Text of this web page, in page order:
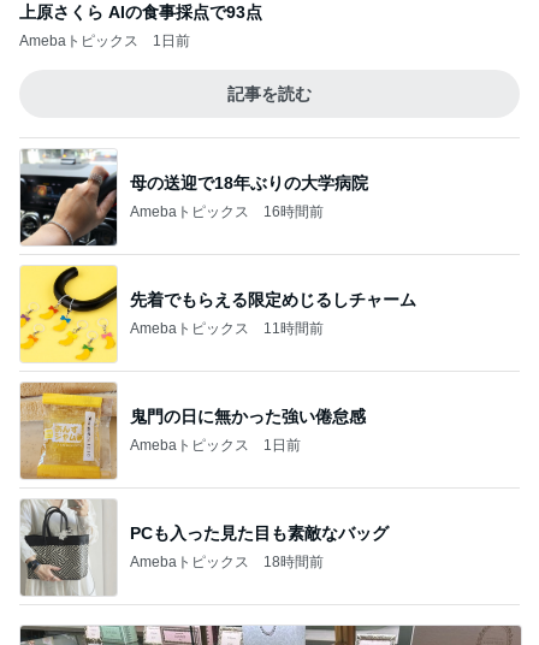
上原さくら AIの食事採点で93点
Amebaトピックス 1日前
記事を読む
母の送迎で18年ぶりの大学病院
Amebaトピックス 16時間前
先着でもらえる限定めじるしチャーム
Amebaトピックス 11時間前
鬼門の日に無かった強い倦怠感
Amebaトピックス 1日前
PCも入った見た目も素敵なバッグ
Amebaトピックス 18時間前